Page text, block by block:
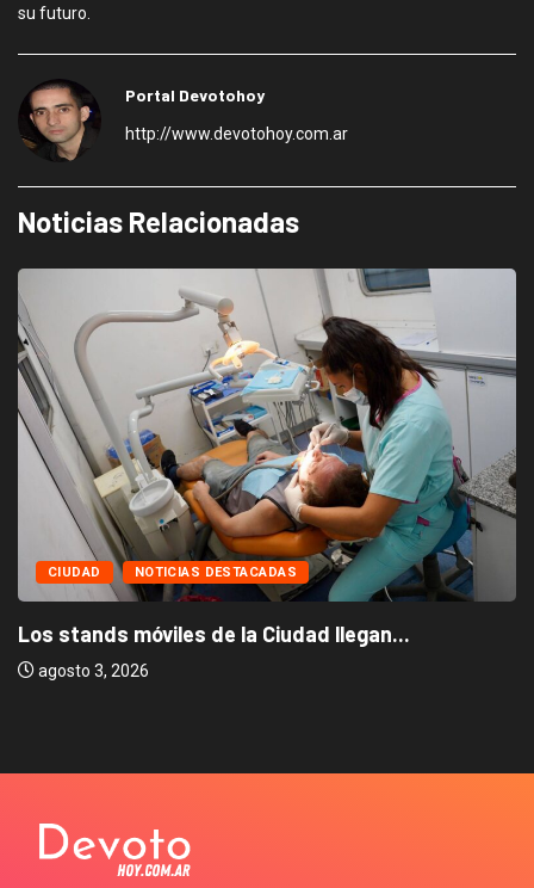
su futuro.
Portal Devotohoy
http://www.devotohoy.com.ar
Noticias Relacionadas
DESTACADAS
de la Ciudad llegan...